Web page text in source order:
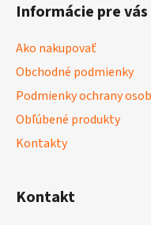
Informácie pre vás
Ako nakupovať
Obchodné podmienky
Podmienky ochrany
Obľúbené produkty
Kontakty
Kontakt